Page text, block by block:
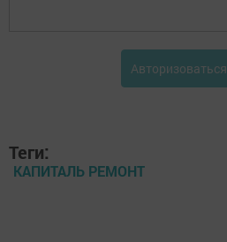
Авторизоваться
Теги:
КАПИТАЛЬ РЕМОНТ